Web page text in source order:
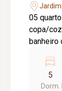
05
copa/
banheiro de
Piso
5
Dorm.